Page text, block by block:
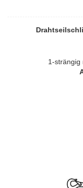
1-strängig